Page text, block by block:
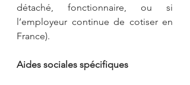
détaché, fonctionnaire, ou si
l’employeur continue de cotiser en
France).
Aides sociales spécifiques